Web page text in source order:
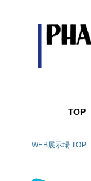
TOP
WEB展示場 TOP